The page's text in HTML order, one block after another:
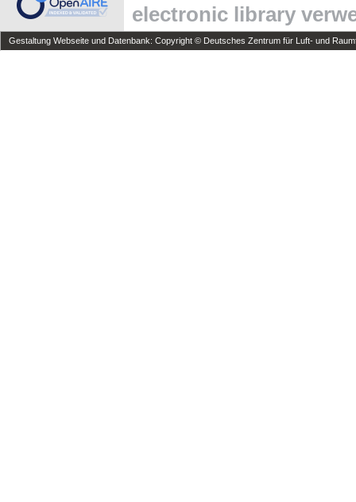
electronic library
Gestaltung Webseite und Datenbank: Copyright © Deutsches Zentrum für Luft- und